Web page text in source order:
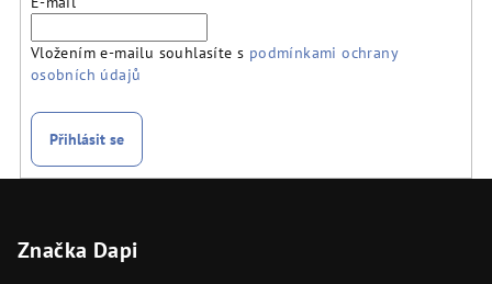
Vložením e-mailu souhlasíte s podmínkami ochrany
osobních údajů
Přihlásit se
Značka Dapi